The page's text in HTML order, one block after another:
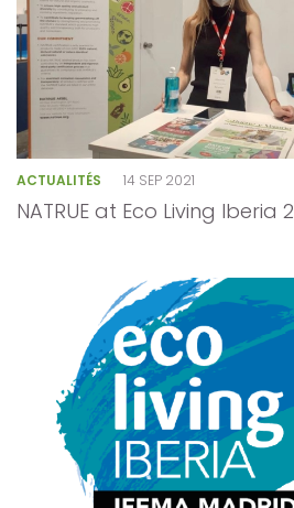
ACTUALITÉS 14 SEP 2021
NATRUE at Eco Living Iberia